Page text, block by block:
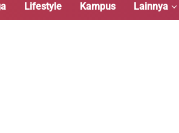
Lifestyle Kampus Lainnya